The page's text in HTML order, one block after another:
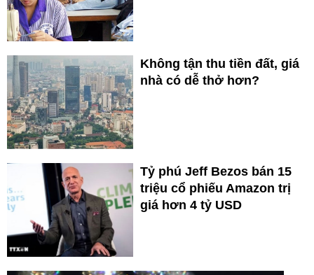
Không tận thu tiền đất, giá
nhà có dễ thở hơn?
Tỷ phú Jeff Bezos bán 15
triệu cổ phiếu Amazon trị
giá hơn 4 tỷ USD